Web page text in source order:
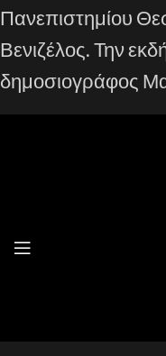
Πανεπιστημίου
Βενιζέλος. Την
δημοσιογράφος